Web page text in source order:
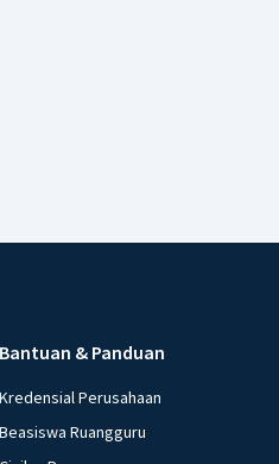
Bantuan & Panduan
Kredensial Perusahaan
Beasiswa Ruangguru